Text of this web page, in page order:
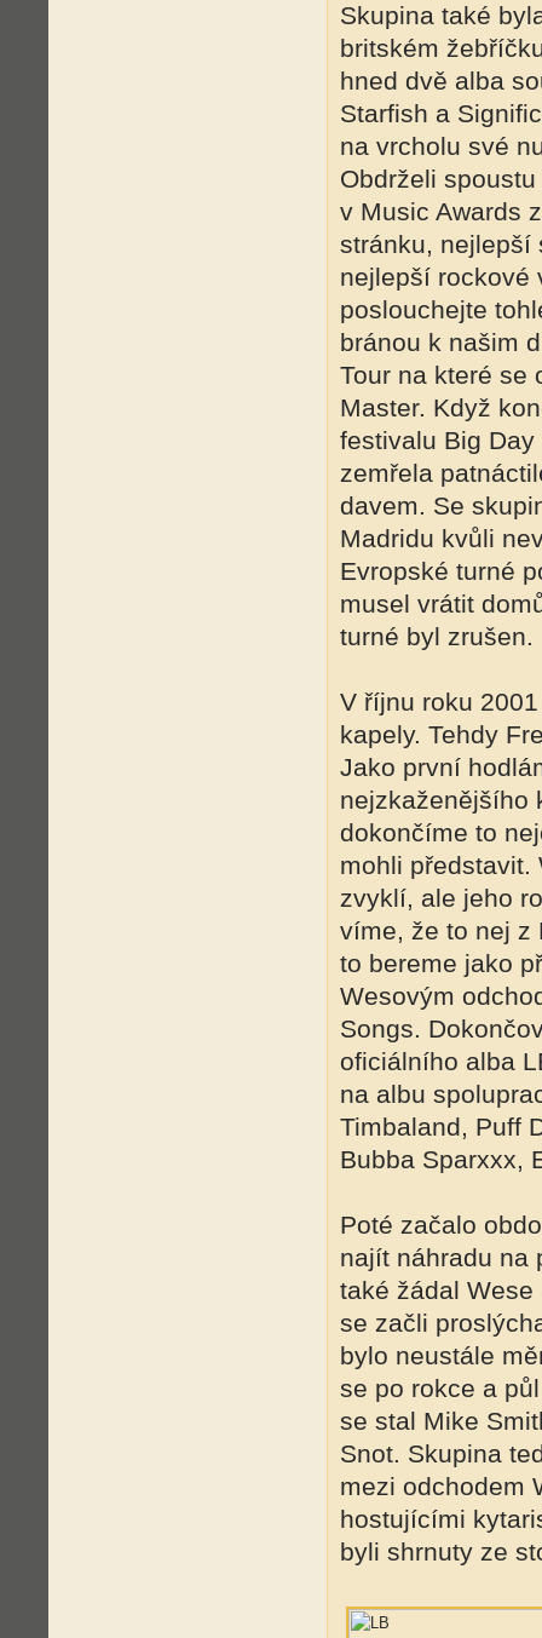
Skupina také
britském
hned dvě alba
Starfish a
na vrcholu své
Obdrželi
v Music Awards
stránku, nejlepší
nejlepší rockové
poslouchejte
bránou k našim
Tour na které se
Master. Když
festivalu Big
zemřela
davem. Se
Madridu kvůli
Evropské turné
musel vrátit
turné byl zrušen.
V říjnu roku
kapely. Tehdy
Jako první
nejzkaženějšího
dokončíme to
mohli představit.
zvyklí, ale jeho
víme, že to nej z
to bereme jako
Wesovým
Songs.
oficiálního alba
na albu
Timbaland, Puff
Bubba Sparxxx,
Poté začalo
najít náhradu na
také žádal
se začli
bylo neustále
se po rokce a
se stal Mike
Snot. Skupina
mezi odchodem
hostujícími
byli shrnuty ze